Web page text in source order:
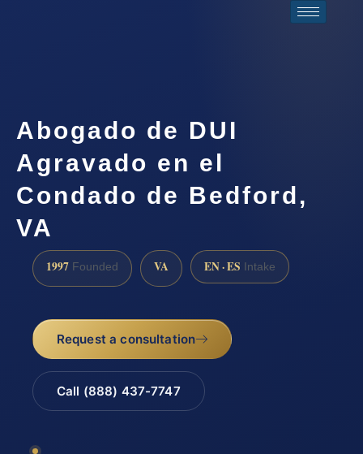
Abogado de DUI
Agravado en el
Condado de Bedford,
VA
1997 Founded VA EN · ES Intake
Request a consultation
Call (888) 437-7747